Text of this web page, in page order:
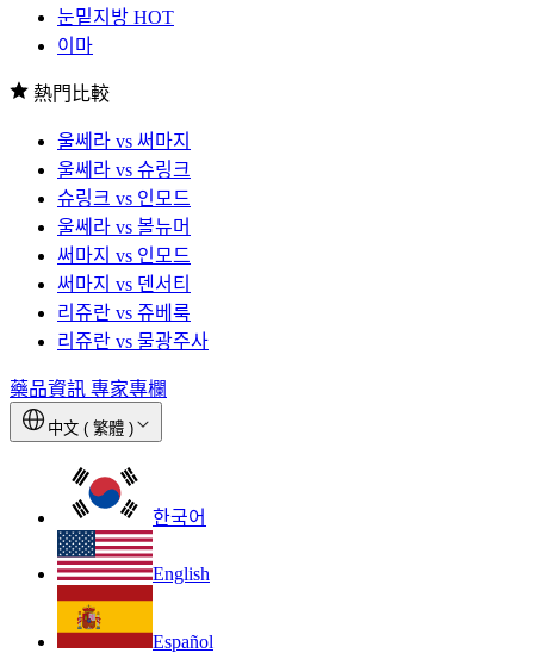
눈밑지방 HOT
이마
熱門比較
울쎄라 vs 써마지
울쎄라 vs 슈링크
슈링크 vs 인모드
울쎄라 vs 볼뉴머
써마지 vs 인모드
써마지 vs 덴서티
리쥬란 vs 쥬베룩
리쥬란 vs 물광주사
藥品資訊 專家專欄
中文 ( 繁體 )
한국어
English
Español